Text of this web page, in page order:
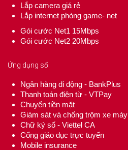
Lắp camera giá rẻ
Lắp internet phòng game- net
Gói cước Net1 15Mbps
Gói cước Net2 20Mbps
Ứng dụng số
Ngân hàng di động - BankPlus
Thanh toán điện từ - VTPay
Chuyển tiền mặt
Giám sát và chống trộm xe máy
Chữ ký số - Viettel CA
Cổng giáo dục trực tuyến
Mobile insurance